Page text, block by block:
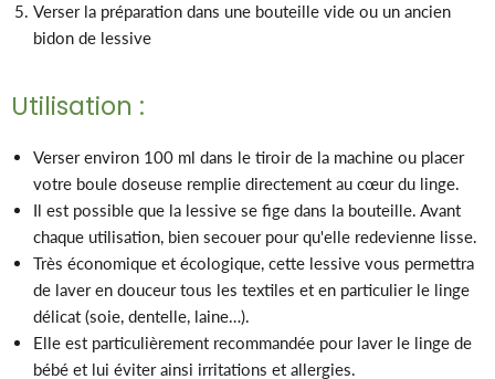
Verser la préparation dans une bouteille vide ou un ancien
bidon de lessive
Utilisation :
Verser environ 100 ml dans le tiroir de la machine ou placer
votre boule doseuse remplie directement au cœur du linge.
Il est possible que la lessive se fige dans la bouteille. Avant
chaque utilisation, bien secouer pour qu'elle redevienne lisse.
Très économique et écologique, cette lessive vous permettra
de laver en douceur tous les textiles et en particulier le linge
délicat (soie, dentelle, laine…).
Elle est particulièrement recommandée pour laver le linge de
bébé et lui éviter ainsi irritations et allergies.